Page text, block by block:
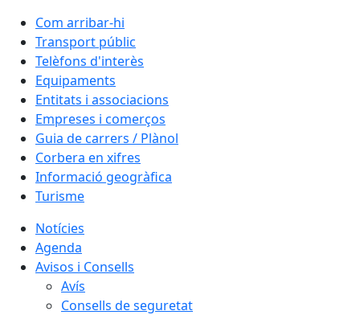
Com arribar-hi
Transport públic
Telèfons d'interès
Equipaments
Entitats i associacions
Empreses i comerços
Guia de carrers / Plànol
Corbera en xifres
Informació geogràfica
Turisme
Notícies
Agenda
Avisos i Consells
Avís
Consells de seguretat